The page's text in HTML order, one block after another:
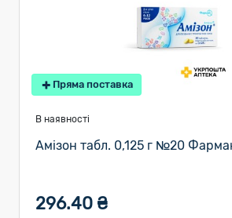
Пряма поставка
В наявності
Амізон табл. 0,125 г №20
296.40 ₴